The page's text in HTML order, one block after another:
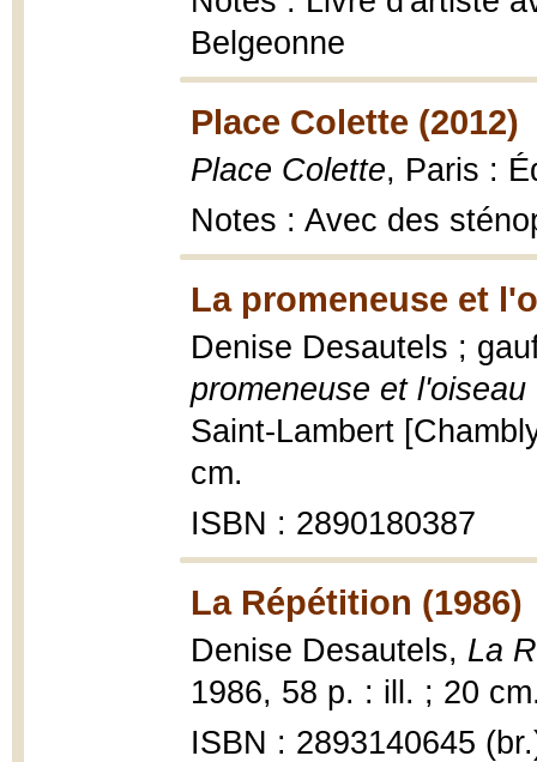
Belgeonne
Place Colette (2012)
Place Colette, Paris :
Notes : Avec des
La promeneuse et
Denise Desautels ;
promeneuse et
Saint-Lambert
cm.
ISBN : 2890180387
La Répétition (1986)
Denise Desautels, La
1986, 58 p. : ill. ; 20
ISBN : 2893140645